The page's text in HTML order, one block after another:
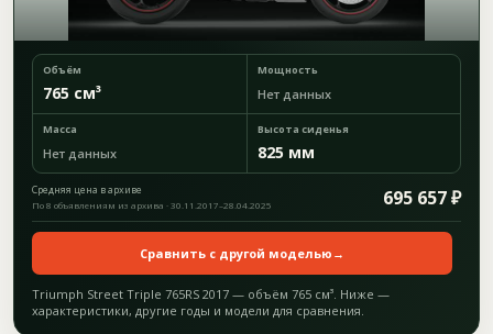
Объём
765 см³
Мощность
Нет данных
Масса
Нет данных
Высота сиденья
825 мм
Средняя цена в архиве 695 657 ₽
По 8 объявлениям из архива · 30.11.2017–28.04.2025
Сравнить с другой моделью →
Triumph Street Triple 765RS 2017 — объём 765 см³. Ниже —
характеристики, другие годы и модели для сравнения.